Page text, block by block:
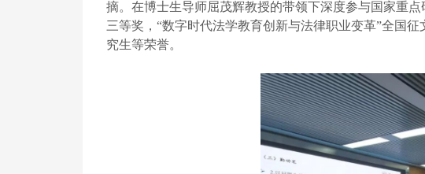
摘。在博士生导师屈茂辉教授的带领下深度参与国家重
三等奖，“数字时代法学教育创新与法律职业变革”全国
究生等荣誉。